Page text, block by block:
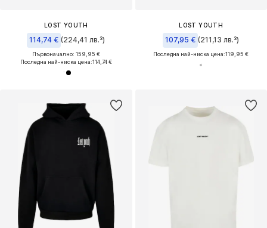
LOST YOUTH
114,74 € (224,41 лв.³)
Първоначално: 159,95 €
Последна най-ниска цена:114,74 €
LOST YOUTH
107,95 € (211,13 лв.³)
Последна най-ниска цена:119,95 €